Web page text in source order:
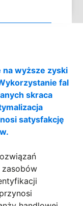
na wyższe zyski
fal
skraca
satysfakcję
zasobów